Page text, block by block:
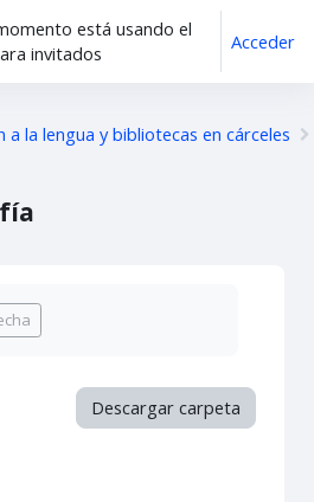
está usando el
invitados
Acceder
la lengua y bibliotecas en cárceles
Descargar carpeta